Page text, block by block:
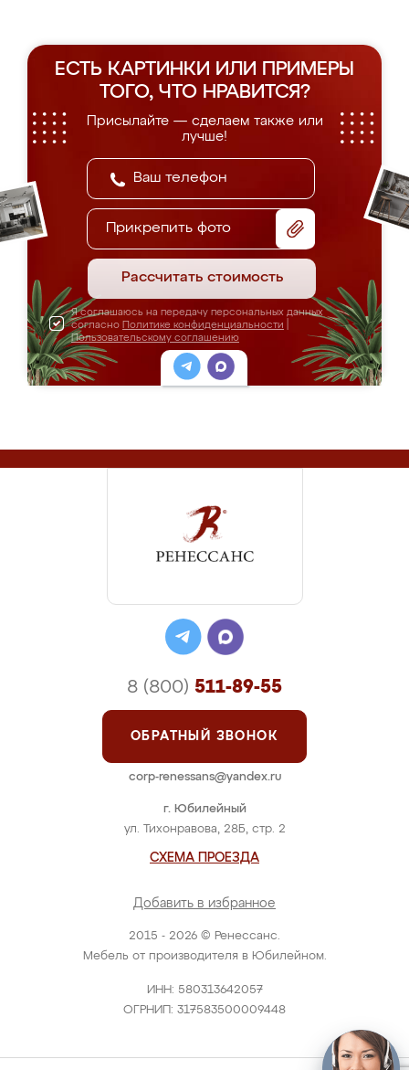
ЕСТЬ КАРТИНКИ ИЛИ ПРИМЕРЫ
ТОГО, ЧТО НРАВИТСЯ?
Присылайте — сделаем также или
лучше!
Прикрепить фото
Рассчитать стоимость
Я соглашаюсь на передачу персональных данных
согласно Политике конфиденциальности
Пользовательскому соглашению
2015 - 2026 © Ренессанс.
Мебель от производителя в Юбилейном.
ИНН: 580313642057
ОГРНИП: 317583500009448
г. Юбилейный
ул. Тихонравова, 28Б, стр. 2
СХЕМА ПРОЕЗДА
Добавить в избранное
8 (800) 511-89-55
ОБРАТНЫЙ ЗВОНОК
corp-renessans@yandex.ru